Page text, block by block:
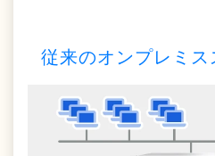
従来のオンプレミ